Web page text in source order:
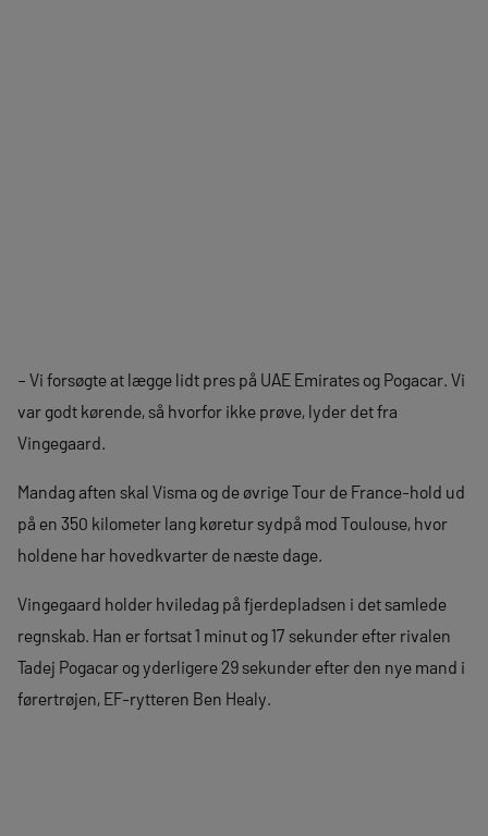
– Vi forsøgte at lægge lidt pres på UAE Emirates og Pogacar. Vi
var godt kørende, så hvorfor ikke prøve, lyder det fra
Vingegaard.
Mandag aften skal Visma og de øvrige Tour de France-hold ud
på en 350 kilometer lang køretur sydpå mod Toulouse, hvor
holdene har hovedkvarter de næste dage.
Vingegaard holder hviledag på fjerdepladsen i det samlede
regnskab. Han er fortsat 1 minut og 17 sekunder efter rivalen
Tadej Pogacar og yderligere 29 sekunder efter den nye mand i
førertrøjen, EF-rytteren Ben Healy.